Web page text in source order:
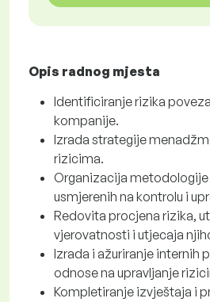
Opis radnog mjesta
Identificiranje rizika
kompanije.
Izrada strategije
rizicima.
Organizacija metodologije
usmjerenih na kontrolu i
Redovita procjena rizika,
vjerovatnosti i utjecaja
Izrada i ažuriranje internih
odnose na upravljanje
Kompletiranje izvještaja i